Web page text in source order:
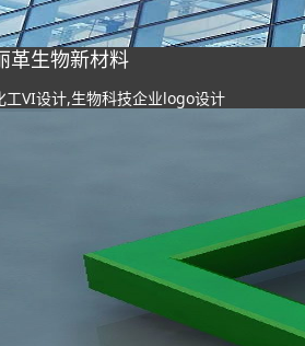
革生物新材料
工VI设计,生物科技企业logo设计